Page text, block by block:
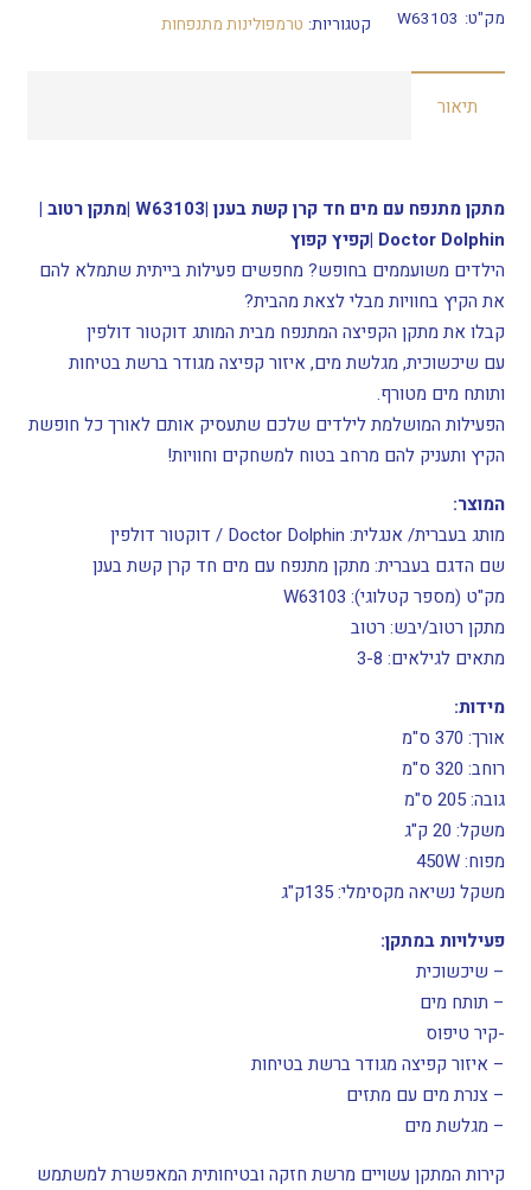
מתקן
עם
קשת
בענן
מק"ט: W63103 קטגוריות: טרמפולינות מתנפחות
תיאור
מתקן מתנפח עם מים חד קרן קשת בענן |W63103 |מתקן רטוב |
Doctor Dolphin |קפיץ קפוץ
הילדים משועממים בחופש? מחפשים פעילות בייתית שתמלא להם
את הקיץ בחוויות מבלי לצאת מהבית?
קבלו את מתקן הקפיצה המתנפח מבית המותג דוקטור דולפין
עם שיכשוכית, מגלשת מים, איזור קפיצה מגודר ברשת בטיחות
ותותח מים מטורף.
הפעילות המושלמת לילדים שלכם שתעסיק אותם לאורך כל חופשת
הקיץ ותעניק להם מרחב בטוח למשחקים וחוויות!
המוצר:
מותג בעברית/ אנגלית: Doctor Dolphin / דוקטור דולפין
שם הדגם בעברית: מתקן מתנפח עם מים חד קרן קשת בענן
מק"ט (מספר קטלוגי): W63103
מתקן רטוב/יבש: רטוב
מתאים לגילאים: 3-8
מידות:
אורך: 370 ס"מ
רוחב: 320 ס"מ
גובה: 205 ס"מ
משקל: 20 ק"ג
מפוח: 450W
משקל נשיאה מקסימלי: 135ק"ג
פעילויות במתקן:
– שיכשוכית
– תותח מים
-קיר טיפוס
– איזור קפיצה מגודר ברשת בטיחות
– צנרת מים עם מתזים
– מגלשת מים
קירות המתקן עשויים מרשת חזקה ובטיחותית המאפשרת למשתמש